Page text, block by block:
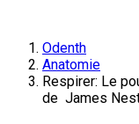
Odenth
Anatomie
Respirer: Le
de James